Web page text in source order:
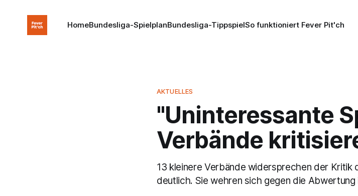
HomeBundesliga-SpielplanBundesliga-TippspielSo funktioniert Fever Pit'ch
AKTUELLES
"Uninteressante
Verbände
13 kleinere Verbände widersprechen der
deutlich. Sie wehren sich gegen die